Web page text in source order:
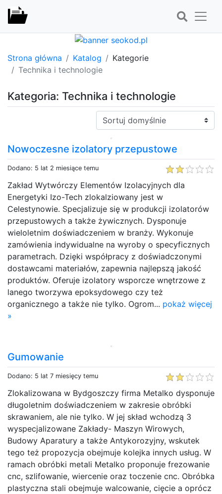
Strona główna Katalog
Kategorie
Technika i technologie
Kategoria: Technika i technologie
Sortuj:
Nowoczesne izolatory przepustowe
Dodano: 5 lat 2 miesiące temu
Zakład Wytwórczy Elementów Izolacyjnych dla
Energetyki Izo-Tech zlokalziowany jest w
Celestynowie. Specjalizuje się w produkcji izolatorów
przepustowych a także żywicznych. Dysponuje
wieloletnim doświadczeniem w branży. Wykonuje
zamówienia indywidualne na wyroby o specyficznych
parametrach. Dzięki współpracy z doświadczonymi
dostawcami materiałów, zapewnia najlepszą jakość
produktów. Oferuje izolatory wsporcze wnętrzowe z
lanego tworzywa epoksydowego czy też
organicznego a także nie tylko. Ogrom... pokaż więcej
»
Gumowanie
Dodano: 5 lat 7 miesięcy temu
Zlokalizowana w Bydgoszczy firma Metalko dysponuje
długoletnim doświadczeniem w zakresie obróbki
skrawaniem, ale nie tylko. W jej skład wchodzą 3
wyspecjalizowane Zakłady- Maszyn Wirowych,
Budowy Aparatury a także Antykorozyjny, wskutek
tego też propozycja obejmuje kolejka innych usług. W
ramach obróbki metali Metalko proponuje frezowanie
cnc, szlifowanie, wiercenie oraz toczenie cnc. Obróbka
plastyczna stali obejmuje walcowanie, cięcie a oprócz